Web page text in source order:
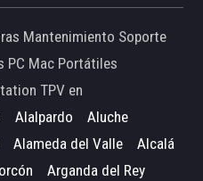
Mantenimiento Soporte
PC Mac Portátiles
TPV en
Alalpardo
Aluche
Alameda del Valle
Alcalá
Arganda del Rey